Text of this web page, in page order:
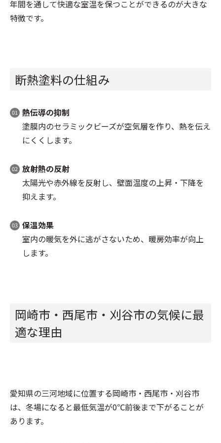
年間を通して快適な室温を保つことができるのが大きな
特徴です。
断熱塗料の仕組み
熱伝導の抑制
塗膜内のセラミックビーズが空気層を作り、熱を伝え
にくくします。
放射熱の反射
太陽光や赤外線を反射し、壁面温度の上昇・下降を
抑えます。
保温効果
室内の暖気を外に逃がさないため、暖房効率が向上
します。
岡崎市・西尾市・刈谷市の気候に最
適な理由
愛知県の三河地域に位置する岡崎市・西尾市・刈谷市
は、冬場になると最低気温が0℃前後まで下がることが
あります。